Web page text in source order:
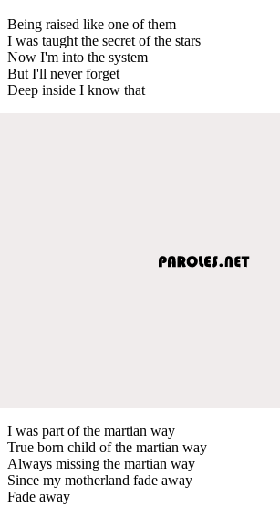
Being raised like one of them
I was taught the secret of the stars
Now I'm into the system
But I'll never forget
Deep inside I know that
I was part of the martian way
True born child of the martian way
Always missing the martian way
Since my motherland fade away
Fade away